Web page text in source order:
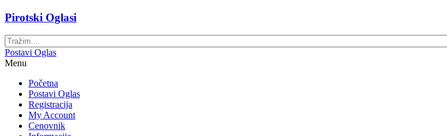
Pirotski Oglasi
Postavi Oglas
Menu
Početna
Postavi Oglas
Registracija
My Account
Cenovnik